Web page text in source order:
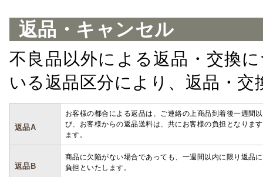
返品・キャンセル
不良品以外による返品・交換
いる返品区分により、返品・
返品A
お客様の都合による返品は、ご連絡の上商品到着後一週間
び、お客様からの返品送料は、共にお客様の負担となりま
ます。
返品B
商品に欠陥がない場合であっても、一週間以内に限り返品
負担といたします。